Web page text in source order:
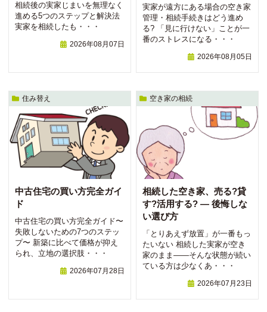
相続後の実家じまいを無理なく
進める5つのステップと解決法
実家を相続したも・・・
2026年08月07日
実家が遠方にある場合の空き家
管理・相続手続きはどう進め
る? 「見に行けない」ことが一
番のストレスになる・・・
2026年08月05日
住み替え
中古住宅の買い方完全ガイ
ド
中古住宅の買い方完全ガイド〜
失敗しないための7つのステッ
プ〜 新築に比べて価格が抑え
られ、立地の選択肢・・・
2026年07月28日
空き家の相続
相続した空き家、売る?貸
す?活用する? ― 後悔しな
い選び方
「とりあえず放置」が一番もっ
たいない 相続した実家が空き
家のまま——そんな状態が続い
ている方は少なくあ・・・
2026年07月23日